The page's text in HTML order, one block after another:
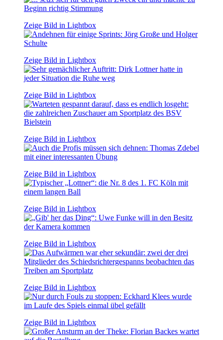
Zeige Bild in Lightbox
Zeige Bild in Lightbox
Zeige Bild in Lightbox
Zeige Bild in Lightbox
Zeige Bild in Lightbox
Zeige Bild in Lightbox
Zeige Bild in Lightbox
Zeige Bild in Lightbox
Zeige Bild in Lightbox